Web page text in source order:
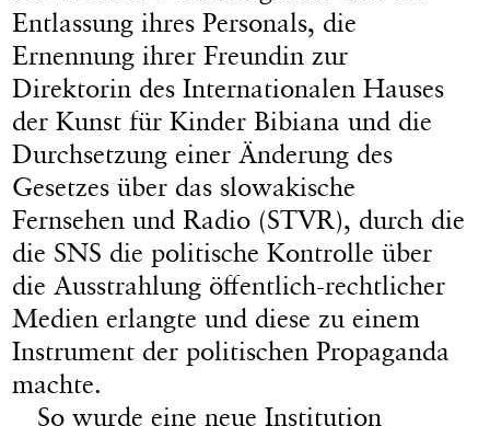
Entlassung ihres Personals, die
Ernennung ihrer Freundin zur
Direktorin des Internationalen Hauses
der Kunst für Kinder Bibiana und die
Durchsetzung einer Änderung des
Gesetzes über das slowakische
Fernsehen und Radio (STVR), durch die
die SNS die politische Kontrolle über
die Ausstrahlung öffentlich-rechtlicher
Medien erlangte und diese zu einem
Instrument der politischen Propaganda
machte.
So wurde eine neue Institution